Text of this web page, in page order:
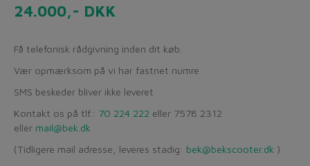
24.000,- DKK
Få telefonisk rådgivning inden dit køb.
Vær opmærksom på vi har fastnet numre
SMS beskeder bliver ikke leveret
Kontakt os på tlf.: 70 224 222 eller 7578 2312
eller mail@bek.dk
(Tidligere mail adresse, leveres stadig: bek@bekscooter.dk )